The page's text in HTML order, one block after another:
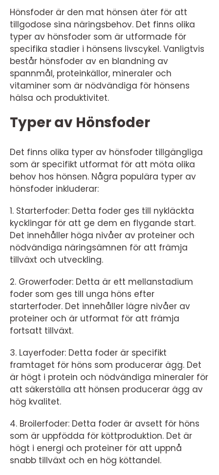
Hönsfoder är den mat hönsen äter för att
tillgodose sina näringsbehov. Det finns olika
typer av hönsfoder som är utformade för
specifika stadier i hönsens livscykel. Vanligtvis
består hönsfoder av en blandning av
spannmål, proteinkällor, mineraler och
vitaminer som är nödvändiga för hönsens
hälsa och produktivitet.
Typer av Hönsfoder
Det finns olika typer av hönsfoder tillgängliga
som är specifikt utformat för att möta olika
behov hos hönsen. Några populära typer av
hönsfoder inkluderar:
1. Starterfoder: Detta foder ges till nykläckta
kycklingar för att ge dem en flygande start.
Det innehåller höga nivåer av proteiner och
nödvändiga näringsämnen för att främja
tillväxt och utveckling.
2. Growerfoder: Detta är ett mellanstadium
foder som ges till unga höns efter
starterfoder. Det innehåller lägre nivåer av
proteiner och är utformat för att främja
fortsatt tillväxt.
3. Layerfoder: Detta foder är specifikt
framtaget för höns som producerar ägg. Det
är högt i protein och nödvändiga mineraler för
att säkerställa att hönsen producerar ägg av
hög kvalitet.
4. Broilerfoder: Detta foder är avsett för höns
som är uppfödda för köttproduktion. Det är
högt i energi och proteiner för att uppnå
snabb tillväxt och en hög köttandel.